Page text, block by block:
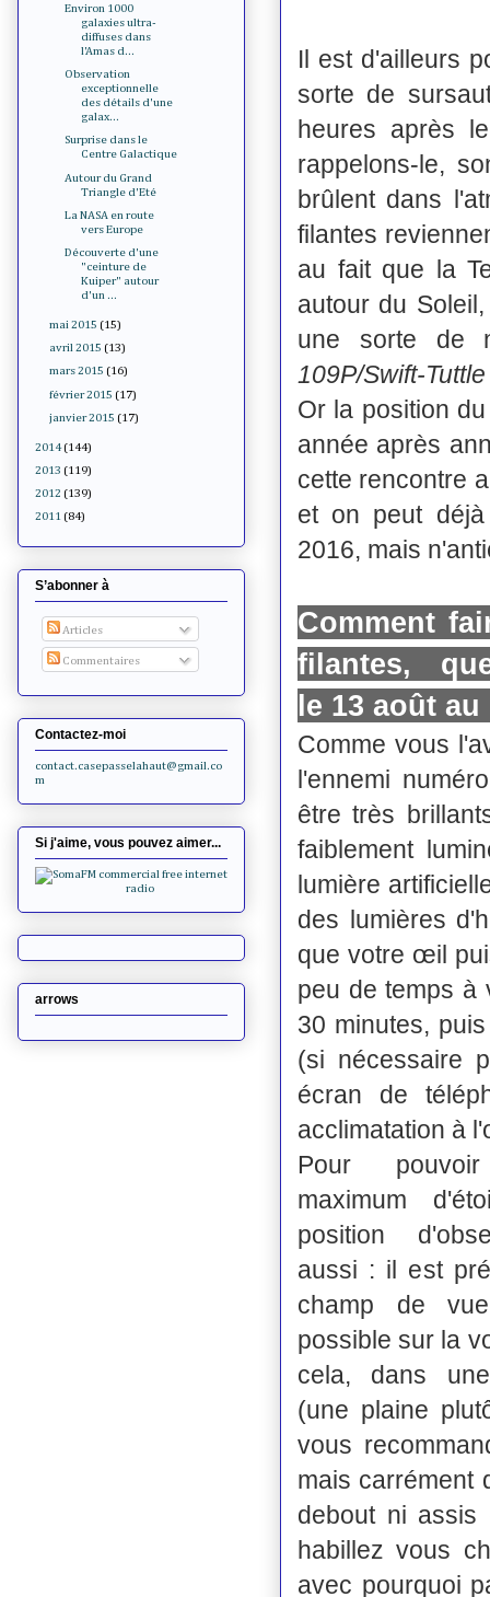
Il est d'ailleurs
sorte de
heures après
rappelons-le,
brûlent dans
filantes
au fait que la
autour du
une sorte de
109P/Swift-Tuttle
Or la position
année après
cette rencontre
et on peut
2016, mais
Comment
filantes,
le 13 août
Comme vous
l'ennemi
être très
faiblement
lumière
des lumières
que votre œil
peu de temps à
30 minutes,
(si nécessaire
écran de
acclimatation à
Pour
maximum
position
aussi : il est
champ de
possible sur la
cela, dans
(une plaine
vous
mais carrément
debout ni assis
habillez vous
avec pourquoi
Environ 1000
galaxies ultra-
diffuses dans
l'Amas d...
Observation
exceptionnelle
des détails d'une
galax...
Surprise dans le
Centre Galactique
Autour du Grand
Triangle d'Eté
La NASA en route
vers Europe
Découverte d'une
"ceinture de
Kuiper" autour
d'un ...
mai 2015 (15)
avril 2015 (13)
mars 2015 (16)
février 2015 (17)
janvier 2015 (17)
2014 (144)
2013 (119)
2012 (139)
2011 (84)
S’abonner à
Articles
Commentaires
Contactez-moi
contact.casepasselahaut@gmail.co
m
Si j'aime, vous pouvez aimer...
arrows